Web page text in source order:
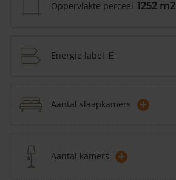
Oppervlakte perceel 1252 m2
Energie label E
Aantal slaapkamers +
Aantal kamers +